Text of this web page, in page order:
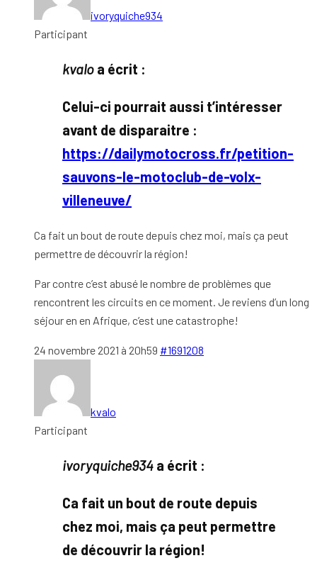
ivoryquiche934
Participant
kvalo a écrit :
Celui-ci pourrait aussi t’intéresser
avant de disparaitre :
https://dailymotocross.fr/petition-
sauvons-le-motoclub-de-volx-
villeneuve/
Ca fait un bout de route depuis chez moi, mais ça peut
permettre de découvrir la région!
Par contre c’est abusé le nombre de problèmes que
rencontrent les circuits en ce moment. Je reviens d’un long
séjour en en Afrique, c’est une catastrophe!
24 novembre 2021 à 20h59 #1691208
kvalo
Participant
ivoryquiche934 a écrit :
Ca fait un bout de route depuis
chez moi, mais ça peut permettre
de découvrir la région!